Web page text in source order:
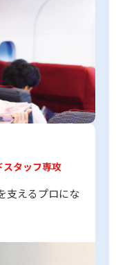
スタッフ専攻
支えるプロにな